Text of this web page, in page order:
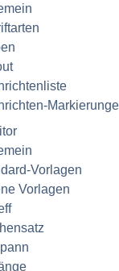
Vorlagen
Vorlagen